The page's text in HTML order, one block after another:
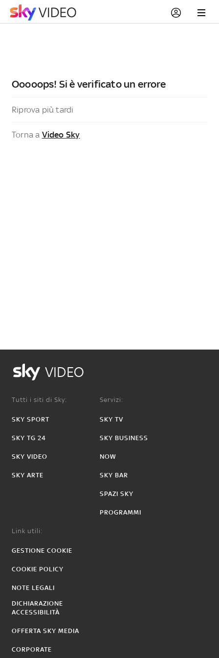
Ooooops! Si è verificato un errore
Riprova più tardi
Torna a Video Sky
VIDEO
Tutti i siti di Sky:
SKY SPORT
SKY TG 24
SKY VIDEO
SKY ARTE
Servizi:
SKY TV
SKY BUSINESS
NOW
SKY BAR
SPAZI SKY
PROGRAMMI
Link utili:
GESTIONE COOKIE
COOKIE POLICY
NOTE LEGALI
DICHIARAZIONE
ACCESSIBILITÀ
OFFERTA SKY MEDIA
CORPORATE